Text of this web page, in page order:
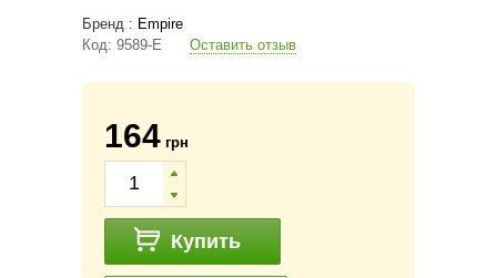
Бренд : Empire
Код: 9589-E Оставить отзыв
164 грн
Купить